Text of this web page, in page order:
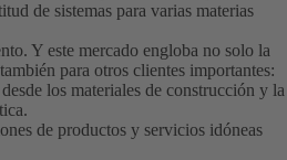
de sistemas para varias materias
Y este mercado engloba no solo la
para otros clientes importantes:
los materiales de construcción y la
de productos y servicios idóneas